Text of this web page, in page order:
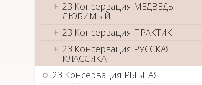
23 Консервация МЕДВЕДЬ
ЛЮБИМЫЙ
23 Консервация ПРАКТИК
23 Консервация РУССКАЯ
КЛАССИКА
23 Консервация РЫБНАЯ